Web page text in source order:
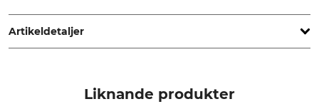
www.deerhunter.eu
Artikeldetaljer
Liknande produkter